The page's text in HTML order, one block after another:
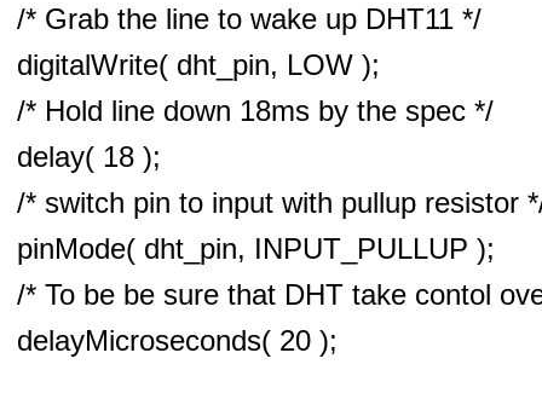
/* Grab the line to wake up DHT11 */
digitalWrite( dht_pin, LOW );
/* Hold line down 18ms by the spec */
delay( 18 );
/* switch pin to input with pullup resistor
pinMode( dht_pin, INPUT_PULLUP );
/* To be be sure that DHT take contol
delayMicroseconds( 20 );